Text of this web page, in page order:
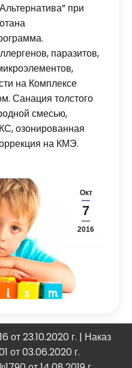
при
паразитов,
на Комплексе
Санация толстого
смесью,
озонированная
на КМЭ.
Окт
7
2016
23.10.2020 г. | Наказ
от 03.06.2020 г.